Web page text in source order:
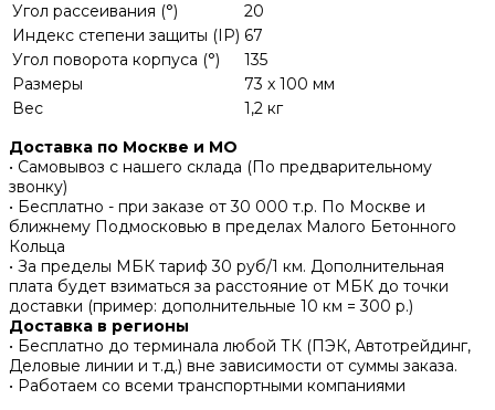
Угол рассеивания (°)
20
Индекс степени защиты (IP) 67
Угол поворота корпуса (°)
135
Размеры
73 x 100 мм
Вес
1,2 кг
Доставка по Москве и МО
• Самовывоз с нашего склада (По предварительному
звонку)
• Бесплатно - при заказе от 30 000 т.р. По Москве и
ближнему Подмосковью в пределах Малого Бетонного
Кольца
• За пределы МБК тариф 30 руб/1 км. Дополнительная
плата будет взиматься за расстояние от МБК до точки
доставки (пример: дополнительные 10 км = 300 р.)
Доставка в регионы
• Бесплатно до терминала любой ТК (ПЭК, Автотрейдинг,
Деловые линии и т.д.) вне зависимости от суммы заказа.
• Работаем со всеми транспортными компаниями